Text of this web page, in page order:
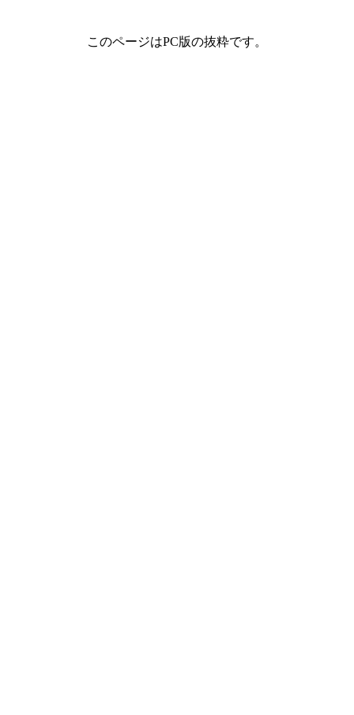
このページはPC版の抜粋です。